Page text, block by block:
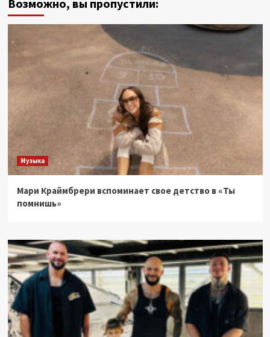
Возможно, вы пропустили:
Музыка
Мари Краймбрери вспоминает свое детство в «Ты
помнишь»